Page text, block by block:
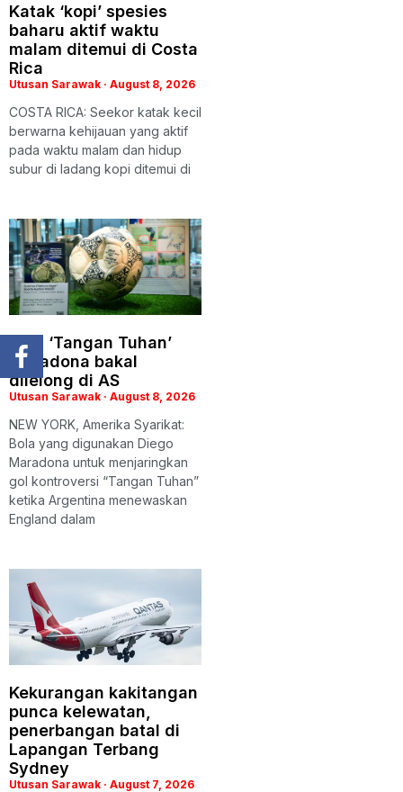
Katak ‘kopi’ spesies
baharu aktif waktu
malam ditemui di Costa
Rica
Utusan Sarawak August 8, 2026
COSTA RICA: Seekor katak kecil
berwarna kehijauan yang aktif
pada waktu malam dan hidup
subur di ladang kopi ditemui di
Bola ‘Tangan Tuhan’
Maradona bakal
dilelong di AS
Utusan Sarawak August 8, 2026
NEW YORK, Amerika Syarikat:
Bola yang digunakan Diego
Maradona untuk menjaringkan
gol kontroversi “Tangan Tuhan”
ketika Argentina menewaskan
England dalam
Kekurangan kakitangan
punca kelewatan,
penerbangan batal di
Lapangan Terbang
Sydney
Utusan Sarawak August 7, 2026